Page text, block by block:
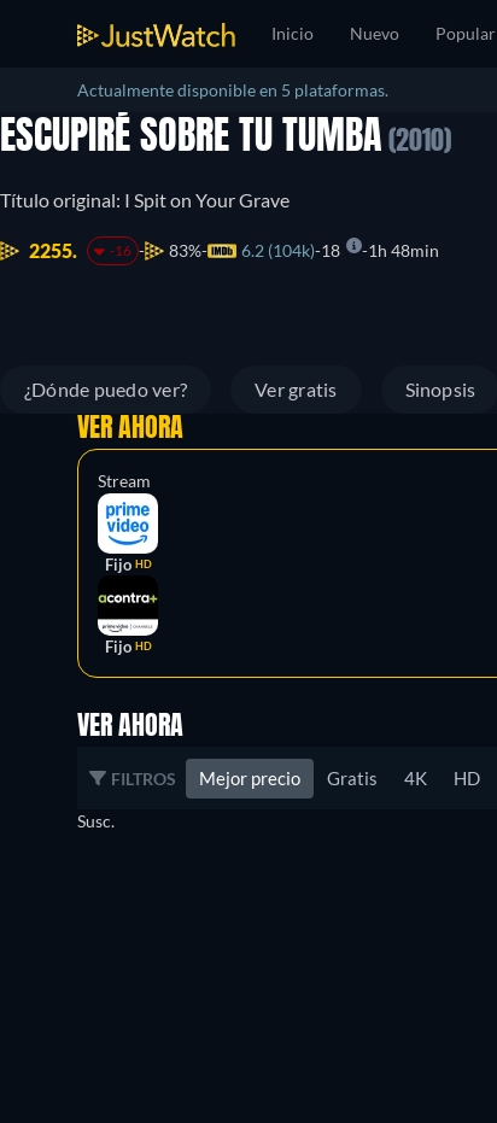
Inicio Nuevo Popular
Actualmente disponible en 5 plataformas.
ESCUPIRÉ SOBRE TU TUMBA (2010)
Título original: I Spit on Your Grave
2255. -16 83% 6.2 (104k) 18 1h 48min
¿Dónde puedo ver? Ver gratis Sinopsis
VER AHORA
Stream
Fijo HD
Fijo HD
VER AHORA
FILTROS Mejor precio Gratis 4K HD
Susc.